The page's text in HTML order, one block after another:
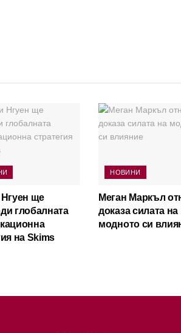
ще
глобалната
на Skims
НОВИНИ
Меган Маркъл
доказа силата на
модното си